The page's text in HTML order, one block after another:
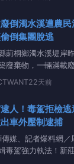
中小貨車一度衝撞
拒檢逃逸小貨車逮
倒濁水溪遭農
倒集團脫逃
莿桐鄉濁水溪堤岸
廢棄物，一輛滿載
名嫌犯棄車逃逸，
兩小時，最後仍被同
天凌晨4時許，一名
堤岸耕作時，
22天前
人！毒駕拒檢
車外壓制逮捕
傳媒、記者爆料網
毒駕強力執法！新